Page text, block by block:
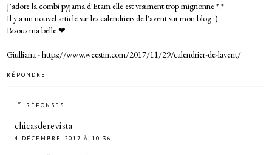
J'adore la combi pyjama d'Etam elle est vraiment trop mignonne *.*
Il y a un nouvel article sur les calendriers de l'avent sur mon blog :)
Bisous ma belle ❤
Giulliana - https://www.weestin.com/2017/11/29/calendrier-de-lavent/
RÉPONDRE
RÉPONSES
chicasderevista
4 DÉCEMBRE 2017 À 10:36